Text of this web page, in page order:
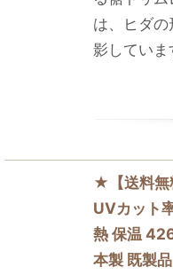
は、ヒダ
影してい
★【送料無
UVカット
熱 保温
本製 既製品